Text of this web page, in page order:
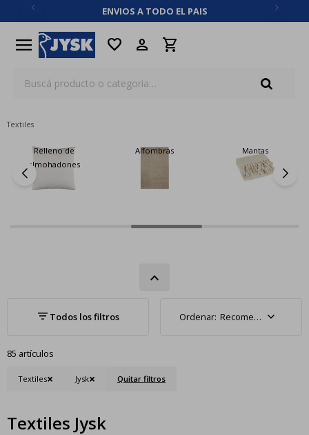
ENVIOS A TODO EL PAIS
menu favorite
Textiles
Relleno de
almohadones
Alfombras Mantas
Recomendados
85 artículos
Textiles Jysk Quitar filtros
Textiles Jysk
close